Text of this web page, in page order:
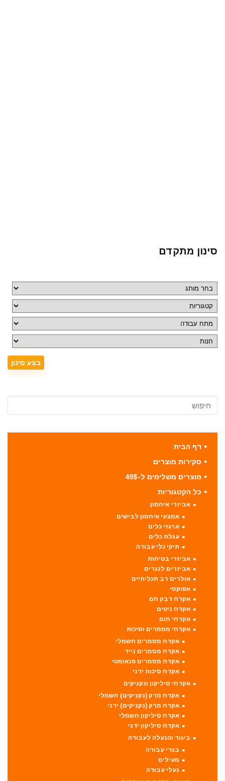
סינון מתקדם
דף הבית
סקירות מוצרים
מוצרים משלימים ל-49$
כל הקטגוריות
אביזרי איחסון
אמצעי איחסון לבישים
ארגזי כלים
עגלת כלים
תיקי כלי עבודה
אביזרי בטיחות
אביזרים לנגרים
אולרים רב תכליתיים
אפוקסי
אקדח דבק חם
אקדח ניטים
אקדחי חום
אקדחי מסמרים וסיכות
אקדח מסמרים חשמלי
אקדח מסמרים נייד
אקדח מסמרים פנאומטי
אקדח סיכות ידני
אקדחי סיליקון ונקניקים
אקדח מרק (נקניקים) חשמלי
אקדח מרק (נקניקים) ידני
אקדח סיליקון חשמלי
אקדח סיליקון ידני
ביגוד והנעלה לעבודה
בגדי עבודה
מעילים
נעלי עבודה